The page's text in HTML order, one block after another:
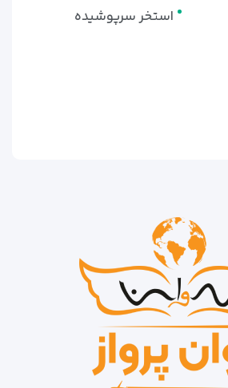
استخر سرپوشیده